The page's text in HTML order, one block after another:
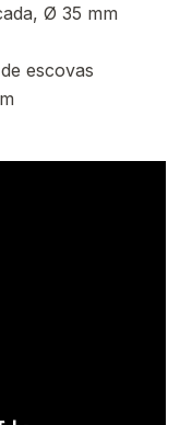
Ø 35 mm
escovas